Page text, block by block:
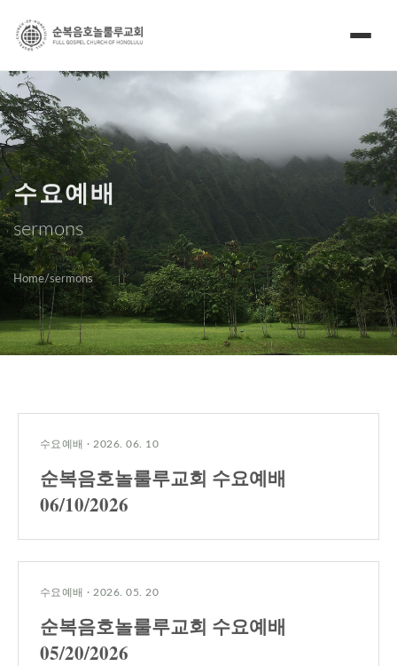
수요예배
sermons
Home/sermons
수요예배 · 2026. 06. 10
순복음호놀룰루교회 수요예배
06/10/2026
수요예배 · 2026. 05. 20
순복음호놀룰루교회 수요예배
05/20/2026